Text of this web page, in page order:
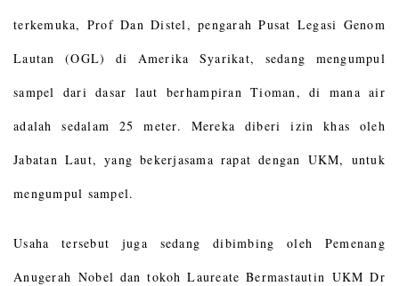
terkemuka, Prof Dan Distel, pengarah Pusat Legasi Genom
Lautan (OGL) di Amerika Syarikat, sedang mengumpul
sampel dari dasar laut berhampiran Tioman, di mana air
adalah sedalam 25 meter. Mereka diberi izin khas oleh
Jabatan Laut, yang bekerjasama rapat dengan UKM, untuk
mengumpul sampel.
Usaha tersebut juga sedang dibimbing oleh Pemenang
Anugerah Nobel dan tokoh Laureate Bermastautin UKM Dr